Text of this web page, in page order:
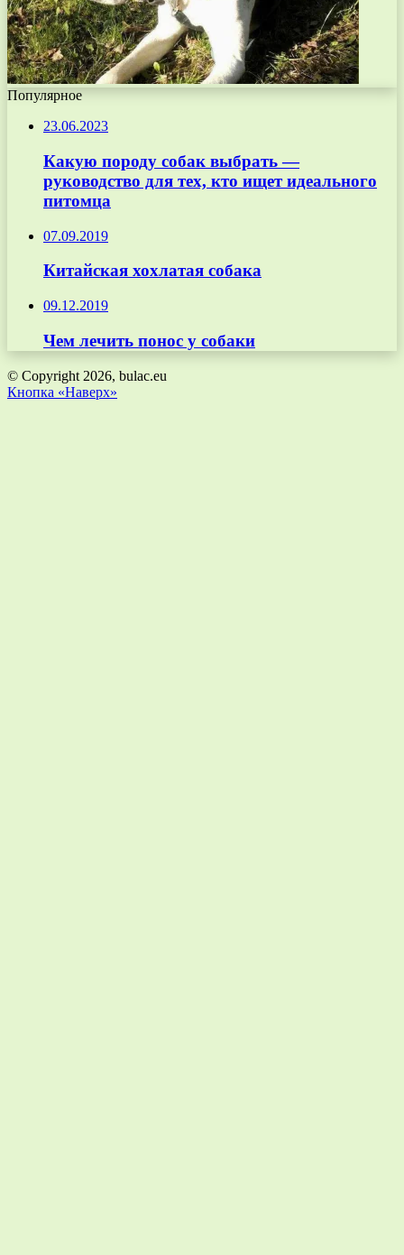
Популярное
23.06.2023
Какую породу собак выбрать —
руководство для тех, кто ищет идеального
питомца
07.09.2019
Китайская хохлатая собака
09.12.2019
Чем лечить понос у собаки
© Copyright 2026, bulac.eu
Кнопка «Наверх»